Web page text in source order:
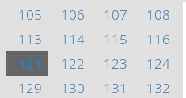
105 106 107
108
113 114 115
116
121 122 123
124
129 130 131
132